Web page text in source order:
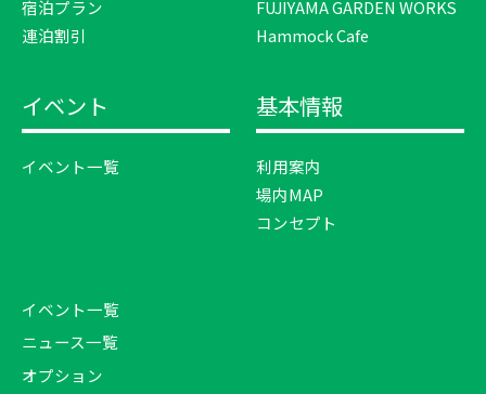
宿泊プラン
連泊割引
FUJIYAMA GARDEN WORKS
Hammock Cafe
イベント
イベント一覧
基本情報
利用案内
場内MAP
コンセプト
イベント一覧
ニュース一覧
オプション